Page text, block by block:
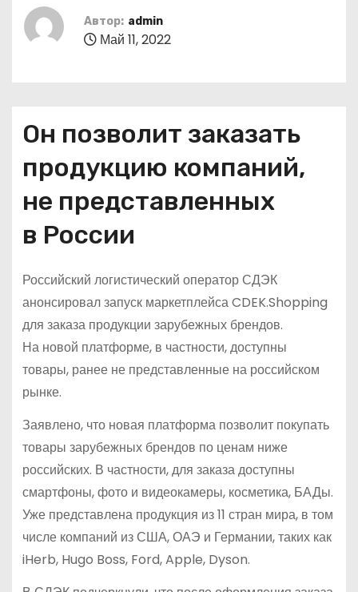
Автор: admin
Май 11, 2022
Он позволит заказать
продукцию компаний,
не представленных
в России
Российский логистический оператор СДЭК
анонсировал запуск маркетплейса CDEK.Shopping
для заказа продукции зарубежных брендов.
На новой платформе, в частности, доступны
товары, ранее не представленные на российском
рынке.
Заявлено, что новая платформа позволит покупать
товары зарубежных брендов по ценам ниже
российских. В частности, для заказа доступны
смартфоны, фото и видеокамеры, косметика, БАДы.
Уже представлена продукция из 11 стран мира, в том
числе компаний из США, ОАЭ и Германии, таких как
iHerb, Hugo Boss, Ford, Apple, Dyson.